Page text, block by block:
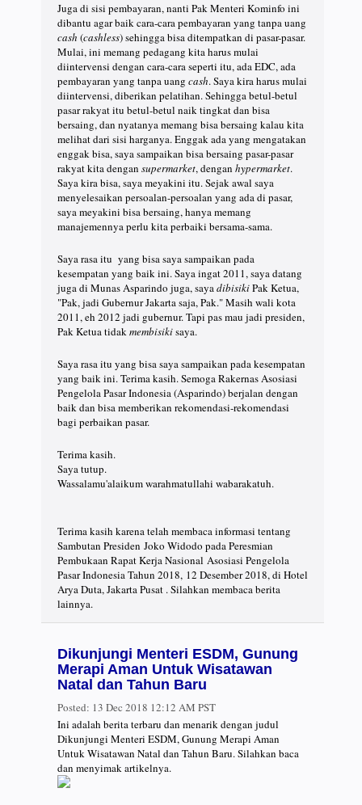
Juga di sisi pembayaran, nanti Pak Menteri Kominfo ini
dibantu agar baik cara-cara pembayaran yang tanpa uang
cash (cashless) sehingga bisa ditempatkan di pasar-pasar.
Mulai, ini memang pedagang kita harus mulai
diintervensi dengan cara-cara seperti itu, ada EDC, ada
pembayaran yang tanpa uang cash. Saya kira harus mulai
diintervensi, diberikan pelatihan. Sehingga betul-betul
pasar rakyat itu betul-betul naik tingkat dan bisa
bersaing, dan nyatanya memang bisa bersaing kalau kita
melihat dari sisi harganya. Enggak ada yang mengatakan
enggak bisa, saya sampaikan bisa bersaing pasar-pasar
rakyat kita dengan supermarket, dengan hypermarket.
Saya kira bisa, saya meyakini itu. Sejak awal saya
menyelesaikan persoalan-persoalan yang ada di pasar,
saya meyakini bisa bersaing, hanya memang
manajemennya perlu kita perbaiki bersama-sama.
Saya rasa itu yang bisa saya sampaikan pada
kesempatan yang baik ini. Saya ingat 2011, saya datang
juga di Munas Asparindo juga, sayadibisikiPak Ketua,
"Pak, jadi Gubernur Jakarta saja, Pak." Masih wali kota
2011, eh 2012 jadi gubernur. Tapi pas mau jadi presiden,
Pak Ketua tidakmembisikisaya.
Saya rasa itu yang bisa saya sampaikan pada kesempatan
yang baik ini. Terima kasih. Semoga Rakernas Asosiasi
Pengelola Pasar Indonesia (Asparindo) berjalan dengan
baik dan bisa memberikan rekomendasi-rekomendasi
bagi perbaikan pasar.
Terima kasih.
Saya tutup.
Wassalamu'alaikum warahmatullahi wabarakatuh.
Terima kasih karena telah membaca informasi tentang
Sambutan Presiden Joko Widodo pada Peresmian
Pembukaan Rapat Kerja Nasional Asosiasi Pengelola
Pasar Indonesia Tahun 2018, 12 Desember 2018, di Hotel
Arya Duta, Jakarta Pusat . Silahkan membaca berita
lainnya.
Dikunjungi Menteri ESDM, Gunung
Merapi Aman Untuk Wisatawan
Natal dan Tahun Baru
Posted: 13 Dec 2018 12:12 AM PST
Ini adalah berita terbaru dan menarik dengan judul
Dikunjungi Menteri ESDM, Gunung Merapi Aman
Untuk Wisatawan Natal dan Tahun Baru. Silahkan baca
dan menyimak artikelnya.